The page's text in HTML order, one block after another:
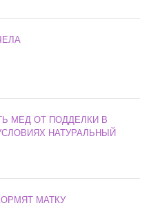
МЕД ОТ ПОДДЕЛКИ В
НАТУРАЛЬНЫЙ
МАТКУ